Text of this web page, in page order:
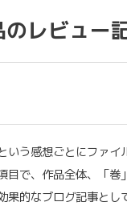
レビュー
いう感想ごとにファイ
目で、作品全体、「
果的なブログ記事とし